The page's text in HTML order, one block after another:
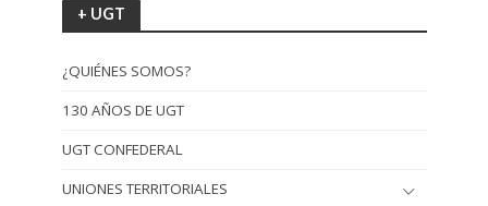
+ UGT
¿QUIÉNES SOMOS?
130 AÑOS DE UGT
UGT CONFEDERAL
UNIONES TERRITORIALES